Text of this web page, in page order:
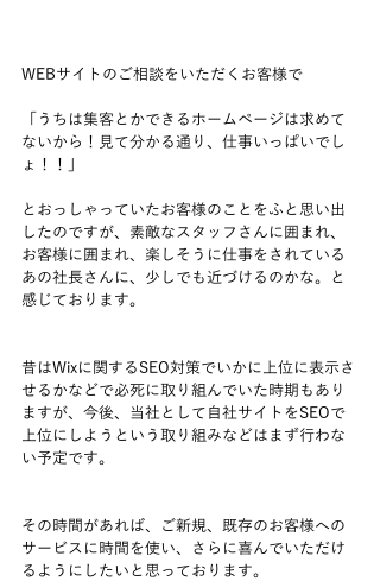
WEBサイトのご相談をいただくお客様で
「うちは集客とかできるホームページは求めて
ないから！見て分かる通り、仕事いっぱいでし
ょ！！」
とおっしゃっていたお客様のことをふと思い出
したのですが、素敵なスタッフさんに囲まれ、
お客様に囲まれ、楽しそうに仕事をされている
あの社長さんに、少しでも近づけるのかな。と
感じております。
昔はWixに関するSEO対策でいかに上位に表示さ
せるかなどで必死に取り組んでいた時期もあり
ますが、今後、当社として自社サイトをSEOで
上位にしようという取り組みなどはまず行わな
い予定です。
その時間があれば、ご新規、既存のお客様への
サービスに時間を使い、さらに喜んでいただけ
るようにしたいと思っております。